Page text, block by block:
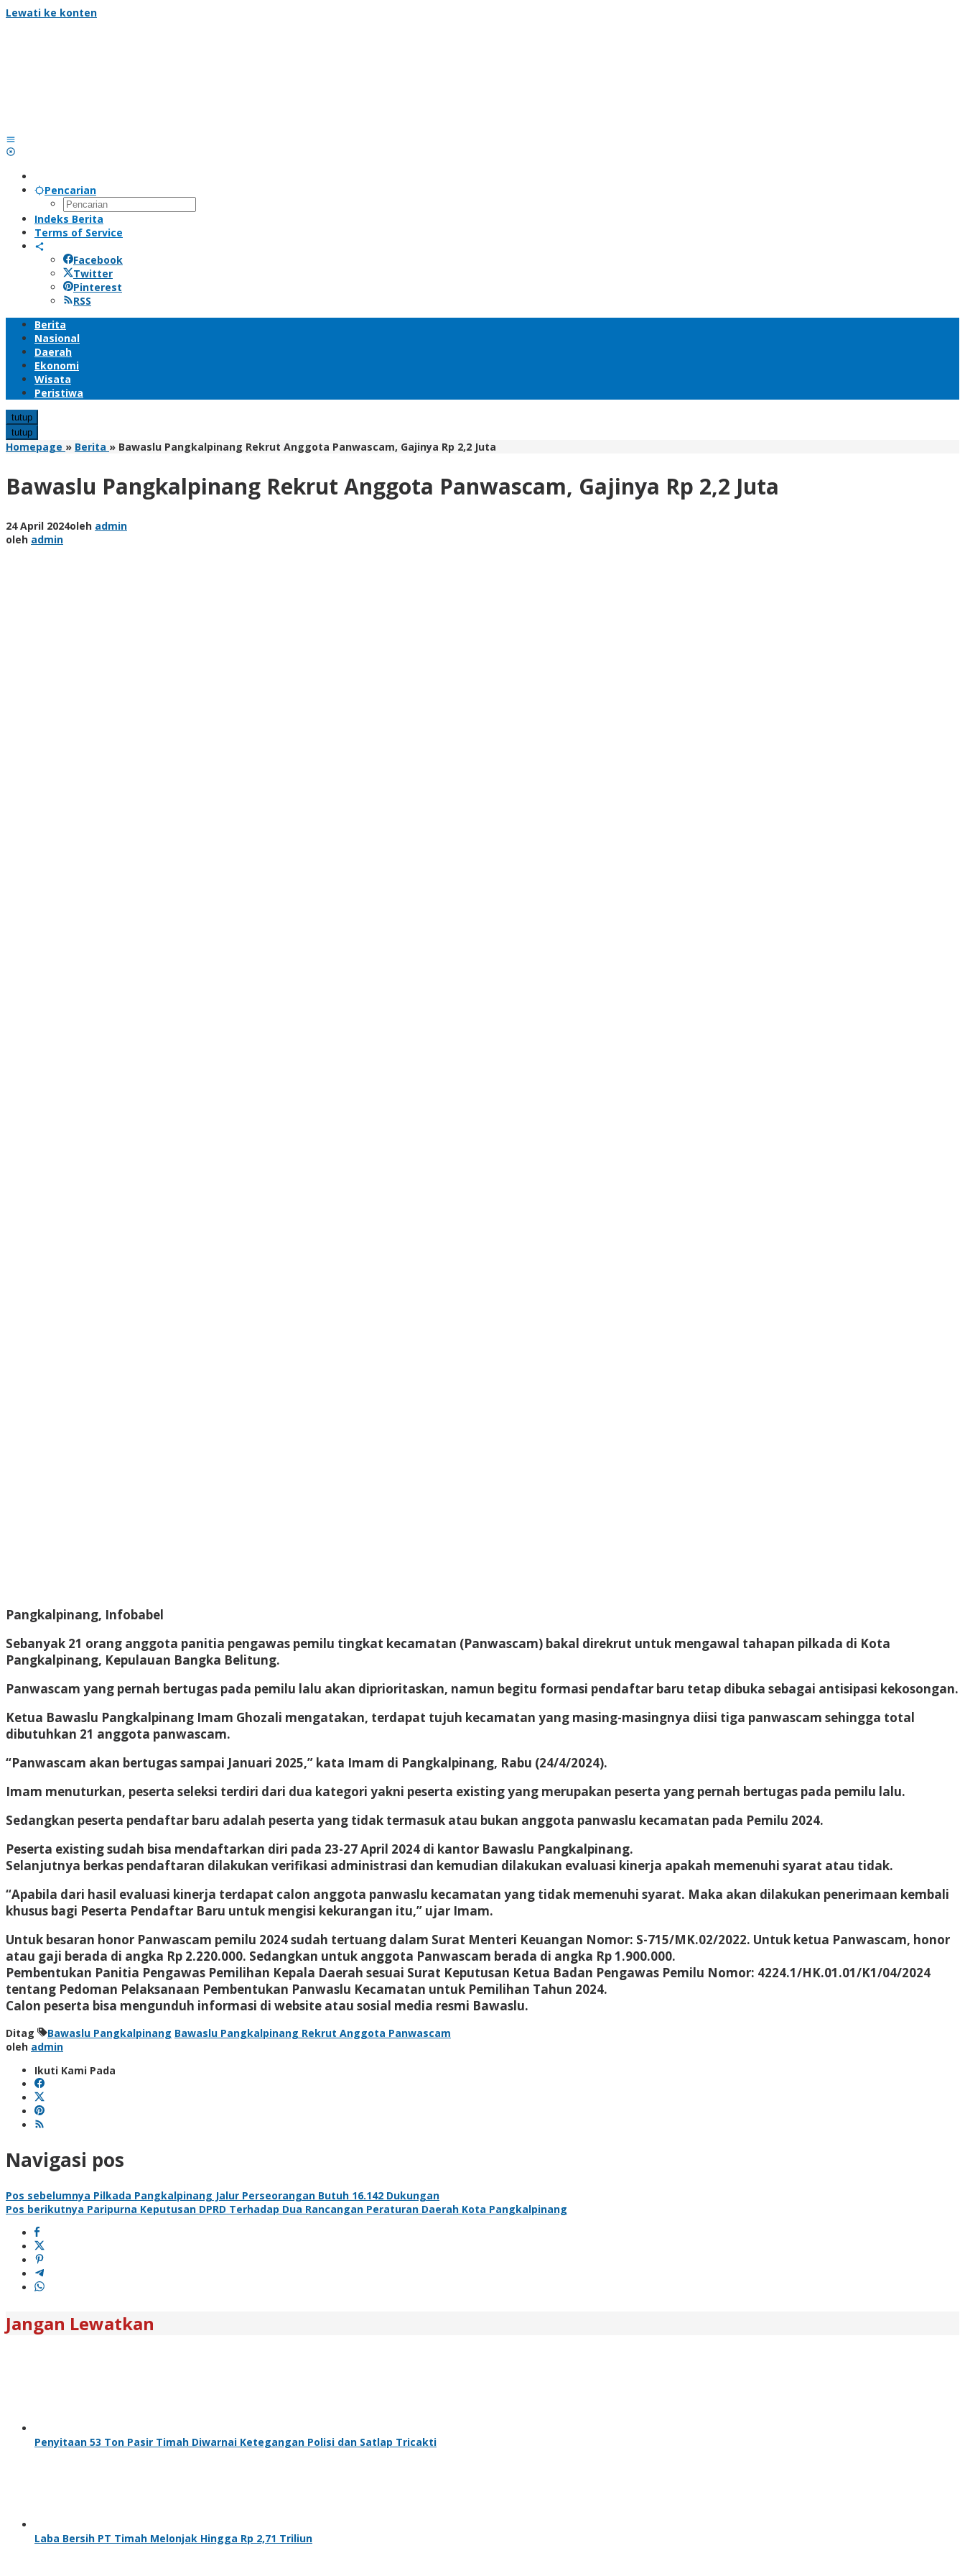
Lewati ke konten
Pencarian
Indeks Berita
Terms of Service
Facebook
Twitter
Pinterest
RSS
Berita
Nasional
Daerah
Ekonomi
Wisata
Peristiwa
tutup
tutup
Homepage » Berita » Bawaslu Pangkalpinang Rekrut Anggota Panwascam, Gajinya Rp 2,2 Juta
Bawaslu Pangkalpinang Rekrut Anggota Panwascam, Gajinya Rp 2,2 Juta
24 April 2024oleh admin
oleh admin
Pangkalpinang, Infobabel
Sebanyak 21 orang anggota panitia pengawas pemilu tingkat kecamatan (Panwascam) bakal direkrut untuk mengawal tahapan pilkada di Kota
Pangkalpinang, Kepulauan Bangka Belitung.
Panwascam yang pernah bertugas pada pemilu lalu akan diprioritaskan, namun begitu formasi pendaftar baru tetap dibuka sebagai antisipasi kekosongan.
Ketua Bawaslu Pangkalpinang Imam Ghozali mengatakan, terdapat tujuh kecamatan yang masing-masingnya diisi tiga panwascam sehingga total
dibutuhkan 21 anggota panwascam.
“Panwascam akan bertugas sampai Januari 2025,” kata Imam di Pangkalpinang, Rabu (24/4/2024).
Imam menuturkan, peserta seleksi terdiri dari dua kategori yakni peserta existing yang merupakan peserta yang pernah bertugas pada pemilu lalu.
Sedangkan peserta pendaftar baru adalah peserta yang tidak termasuk atau bukan anggota panwaslu kecamatan pada Pemilu 2024.
Peserta existing sudah bisa mendaftarkan diri pada 23-27 April 2024 di kantor Bawaslu Pangkalpinang.
Selanjutnya berkas pendaftaran dilakukan verifikasi administrasi dan kemudian dilakukan evaluasi kinerja apakah memenuhi syarat atau tidak.
“Apabila dari hasil evaluasi kinerja terdapat calon anggota panwaslu kecamatan yang tidak memenuhi syarat. Maka akan dilakukan penerimaan kembali
khusus bagi Peserta Pendaftar Baru untuk mengisi kekurangan itu,” ujar Imam.
Untuk besaran honor Panwascam pemilu 2024 sudah tertuang dalam Surat Menteri Keuangan Nomor: S-715/MK.02/2022. Untuk ketua Panwascam, honor
atau gaji berada di angka Rp 2.220.000. Sedangkan untuk anggota Panwascam berada di angka Rp 1.900.000.
Pembentukan Panitia Pengawas Pemilihan Kepala Daerah sesuai Surat Keputusan Ketua Badan Pengawas Pemilu Nomor: 4224.1/HK.01.01/K1/04/2024
tentang Pedoman Pelaksanaan Pembentukan Panwaslu Kecamatan untuk Pemilihan Tahun 2024.
Calon peserta bisa mengunduh informasi di website atau sosial media resmi Bawaslu.
Ditag Bawaslu Pangkalpinang Bawaslu Pangkalpinang Rekrut Anggota Panwascam
oleh admin
Ikuti Kami Pada
Navigasi pos
Pos sebelumnya Pilkada Pangkalpinang Jalur Perseorangan Butuh 16.142 Dukungan
Pos berikutnya Paripurna Keputusan DPRD Terhadap Dua Rancangan Peraturan Daerah Kota Pangkalpinang
Jangan Lewatkan
Penyitaan 53 Ton Pasir Timah Diwarnai Ketegangan Polisi dan Satlap Tricakti
Laba Bersih PT Timah Melonjak Hingga Rp 2,71 Triliun